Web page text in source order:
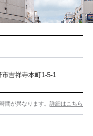
吉祥寺本町1-5-1
間が異なります。 詳細はこちら